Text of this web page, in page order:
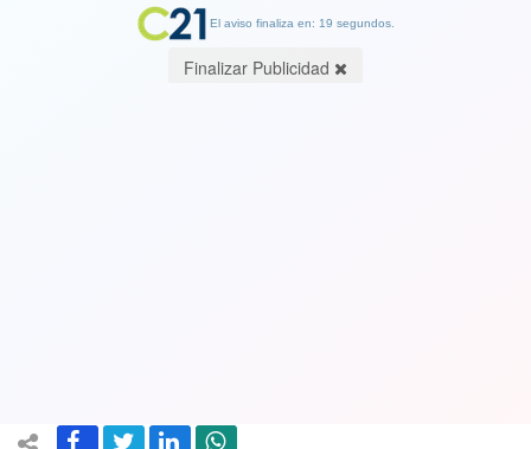
El aviso finaliza en: 18 segundos.
Finalizar Publicidad